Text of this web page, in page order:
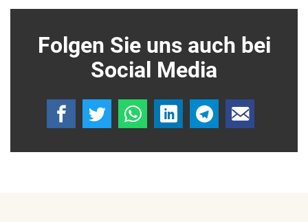
Folgen Sie uns auch bei
Social Media